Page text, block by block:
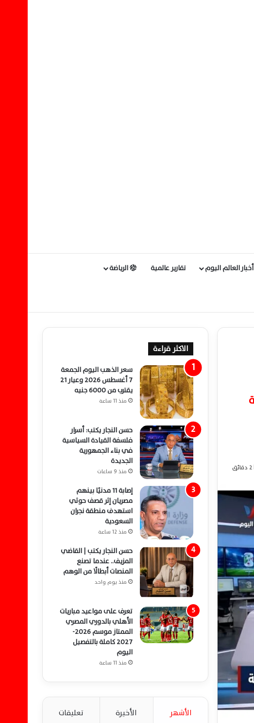
أخبار العالم اليوم تقارير عالمية الرياضة
الاكثر قراءة
سعر الذهب اليوم الجمعة
7 أغسطس 2026 وعيار 21
يقترب من 6000 جنيه
منذ 11 ساعة
حسن النجار يكتب: أسرار
فلسفة القيادة السياسية
في بناء الجمهورية
الجديدة
منذ 9 ساعات
إصابة 11 مدنيًا بينهم
مصريان إثر قصف حوثي
استهدف منطقة نجران
السعودية
منذ 12 ساعة
حسن النجار يكتب | القاضي
المزيف.. عندما تصنع
المنصات أبطالًا من الوهم
منذ يوم واحد
تعرف على مواعيد مباريات
الأهلي بالدوري المصري
الممتاز موسم 2026-
2027 كاملة بالتفصيل
اليوم
منذ 11 ساعة
الأشهر الأخيرة تعليقات